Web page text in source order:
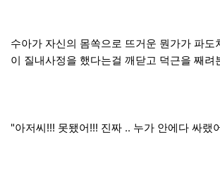
수아가 자신의 몸쏙으로 뜨거운 뭔가가 파도
이 질내사정을 했다는걸 깨닫고 덕근을 째려
"아저씨!!! 못됐어!!! 진짜 .. 누가 안에다 싸랬